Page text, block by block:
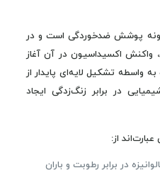
پوشش ضدخوردگی است و در
اکسیداسیون در آن آغاز
واسطه تشکیل لایه‌ای پایدار از
در برابر زنگ‌زدگی ایجاد
از:
در برابر رطوبت و باران